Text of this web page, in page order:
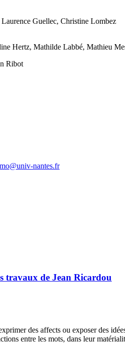
Guellec, Christine Lombez
Hertz, Mathilde Labbé, Mathieu
Ribot
nantes.fr
travaux de Jean Ricardou
des affects ou exposer des
entre les mots, dans leur